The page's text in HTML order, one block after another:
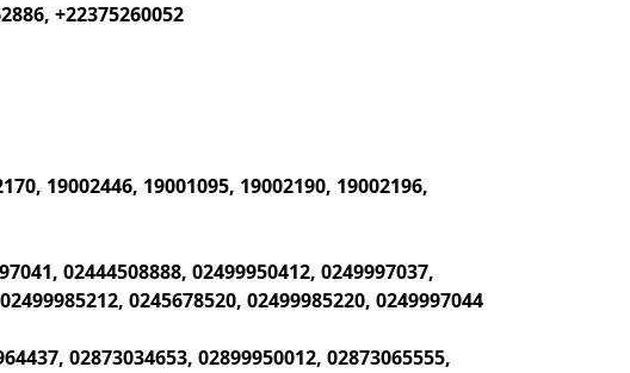
+22375260052
19002446, 19001095, 19002190, 19002196,
02444508888, 02499950412, 0249997037,
0245678520, 02499985220, 0249997044
02873034653, 02899950012, 02873065555,